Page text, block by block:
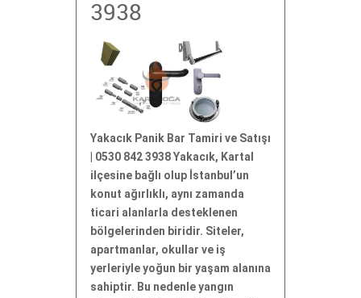
3938
Yakacık Panik Bar Tamiri ve Satışı
| 0530 842 3938 Yakacık, Kartal
ilçesine bağlı olup İstanbul’un
konut ağırlıklı, aynı zamanda
ticari alanlarla desteklenen
bölgelerinden biridir. Siteler,
apartmanlar, okullar ve iş
yerleriyle yoğun bir yaşam alanına
sahiptir. Bu nedenle yangın